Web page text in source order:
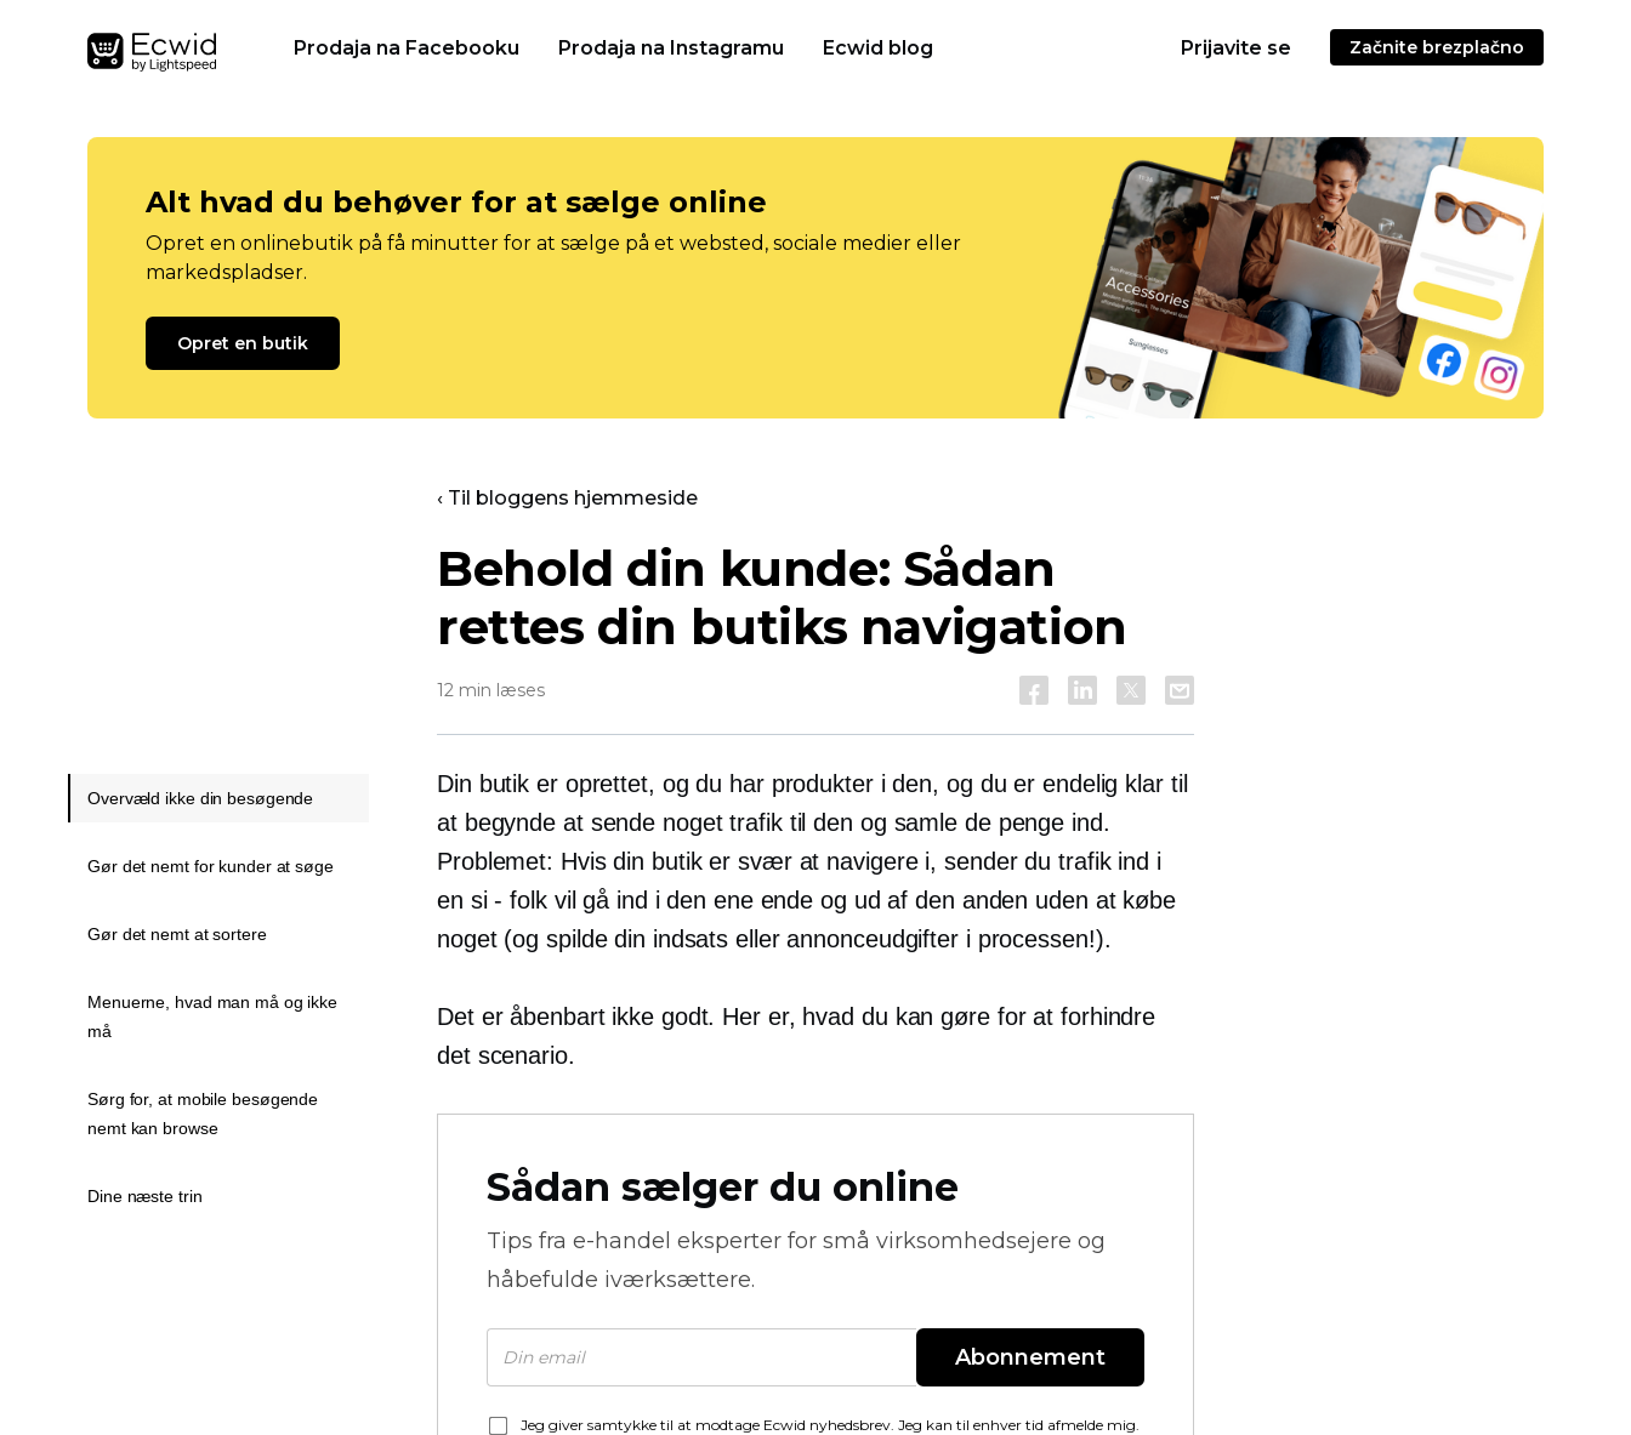
Prodaja na Facebooku Prodaja na Instagramu Ecwid blog Prijavite se Začnite brezplačno
Alt hvad du behøver for at sælge online
Opret en onlinebutik på få minutter for at sælge på et websted, sociale medier eller
markedspladser.
Opret en butik
‹ Til bloggens hjemmeside
Behold din kunde: Sådan
rettes din butiks navigation
12 min læses
Din butik er oprettet, og du har produkter i den, og du er endelig klar til
at begynde at sende noget trafik til den og samle de penge ind.
Problemet: Hvis din butik er svær at navigere i, sender du trafik ind i
en si - folk vil gå ind i den ene ende og ud af den anden uden at købe
noget (og spilde din indsats eller annonceudgifter i processen!).
Det er åbenbart ikke godt. Her er, hvad du kan gøre for at forhindre
det scenario.
Sådan sælger du online
Tips fra e-handel eksperter for små virksomhedsejere og
håbefulde iværksættere.
Abonnement
Jeg giver samtykke til at modtage Ecwid nyhedsbrev. Jeg kan til enhver tid afmelde mig.
Overvæld ikke din besøgende
Gør det nemt for kunder at søge
Gør det nemt at sortere
Menuerne, hvad man må og ikke
må
Sørg for, at mobile besøgende
nemt kan browse
Dine næste trin